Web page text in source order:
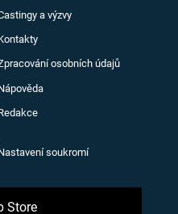
a výzvy
osobních údajů
soukromí
Store